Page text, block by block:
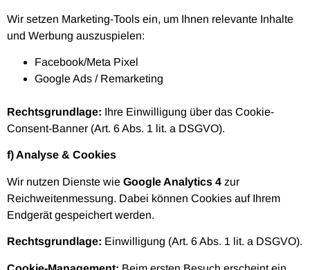
Wir setzen Marketing-Tools ein, um Ihnen relevante Inhalte
und Werbung auszuspielen:
Facebook/Meta Pixel
Google Ads / Remarketing
Rechtsgrundlage: Ihre Einwilligung über das Cookie-
Consent-Banner (Art. 6 Abs. 1 lit. a DSGVO).
f) Analyse & Cookies
Wir nutzen Dienste wie Google Analytics 4 zur
Reichweitenmessung. Dabei können Cookies auf Ihrem
Endgerät gespeichert werden.
Rechtsgrundlage: Einwilligung (Art. 6 Abs. 1 lit. a DSGVO).